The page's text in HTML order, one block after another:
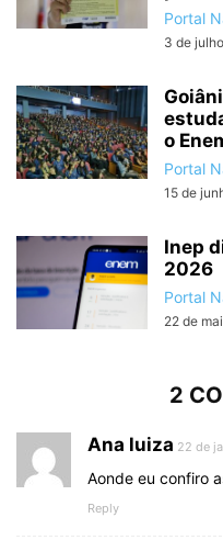
Portal
3 de
o
Portal
15 de
Inep
2026
Portal
22 de
2
Ana luiza 22 de
Aonde eu confiro
Reply